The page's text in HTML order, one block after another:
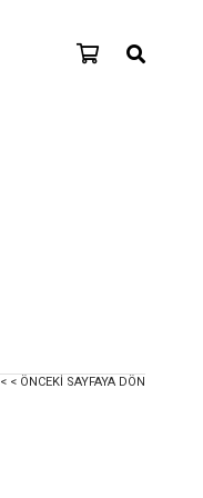
< < ÖNCEKI SAYFAYA DÖN